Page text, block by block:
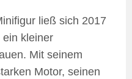
ließ sich 2017
kleiner
Mit seinem
Motor, seinen